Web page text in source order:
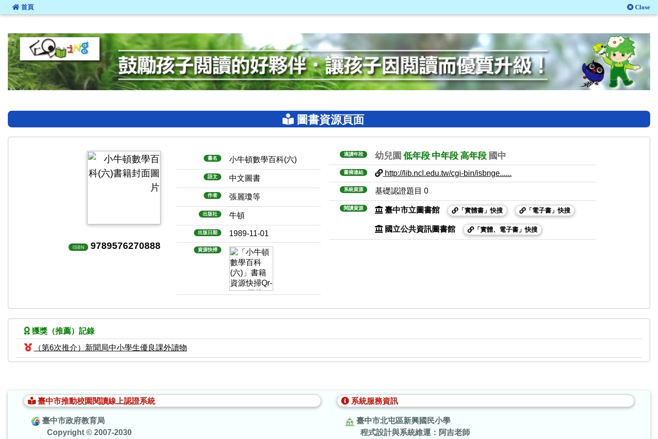
::: 首頁 Close
圖書資源頁面
ISBN 9789576270888
書名 小牛頓數學百科(六)
語文 中文圖書
作者 張麗瓊等
出版社 牛頓
出版日期 1989-11-01
資源快掃
適讀年段 幼兒園 低年段 中年段 高年段 國中
書摘連結 http://lib.ncl.edu.tw/cgi-bin/isbnge......
系統資源 基礎認證題目 0
閱讀資源 臺中市立圖書館 「實體書」快搜 「電子書」快搜
國立公共資訊圖書館 「實體、電子書」快搜
獲獎（推薦）記錄
（第6次推介）新聞局中小學生優良課外讀物
臺中市推動校園閱讀線上認證系統
臺中市政府教育局
Copyright © 2007-2030
系統服務資訊
臺中市北屯區新興國民小學
程式設計與系統維運：阿吉老師